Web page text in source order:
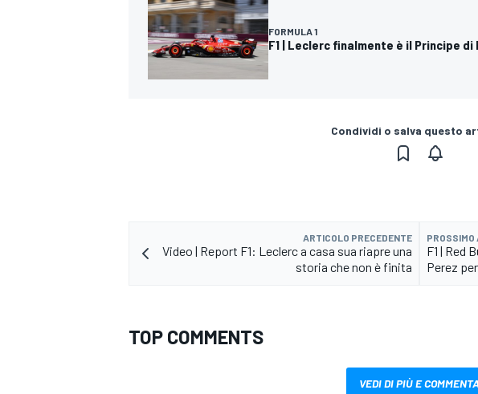
FORMULA 1
F1 | Leclerc finalmente è il Principe
Condividi o salva questo
ARTICOLO PRECEDENTE
Video | Report F1: Leclerc a casa sua riapre una
storia che non è finita
PROSSIMO
F1 | Red
Perez
TOP COMMENTS
VEDI DI PIÙ E